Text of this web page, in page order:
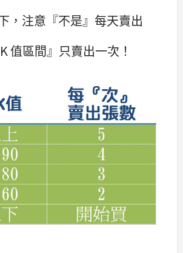
，注意『不是』每天賣出
值區間』只賣出一次！